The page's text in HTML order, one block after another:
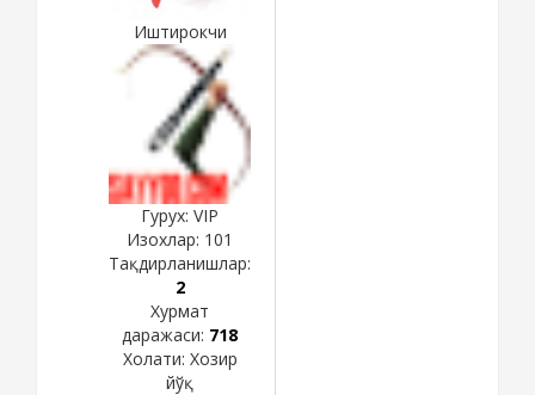
Иштирокчи
Гурух: VIP
Изохлар: 101
Тақдирланишлар:
2
Хурмат
даражаси: 718
Холати: Хозир
йўқ